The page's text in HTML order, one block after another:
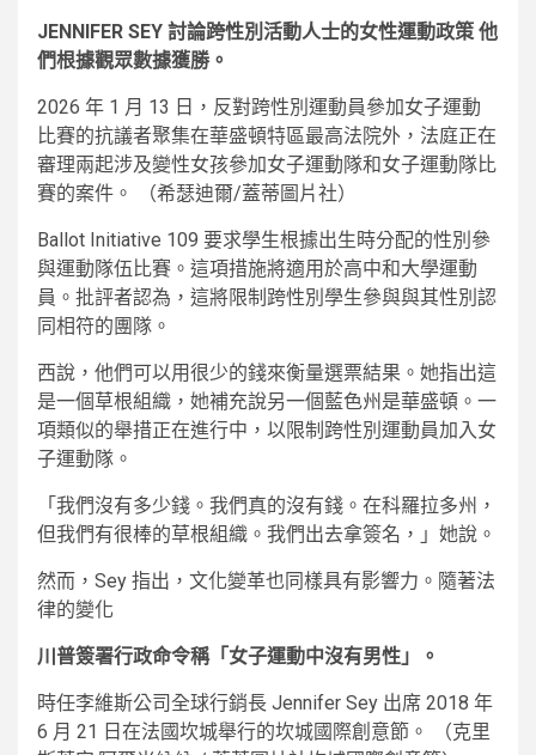
JENNIFER SEY 討論跨性別活動人士的女性運動政策 他
們根據觀眾數據獲勝。
2026 年 1 月 13 日，反對跨性別運動員參加女子運動
比賽的抗議者聚集在華盛頓特區最高法院外，法庭正在
審理兩起涉及變性女孩參加女子運動隊和女子運動隊比
賽的案件。
（希瑟迪爾/蓋蒂圖片社）
Ballot Initiative 109 要求學生根據出生時分配的性別參
與運動隊伍比賽。這項措施將適用於高中和大學運動
員。批評者認為，這將限制跨性別學生參與與其性別認
同相符的團隊。
西說，他們可以用很少的錢來衡量選票結果。她指出這
是一個草根組織，她補充說另一個藍色州是華盛頓。一
項類似的舉措正在進行中，以限制跨性別運動員加入女
子運動隊。
「我們沒有多少錢。我們真的沒有錢。在科羅拉多州，
但我們有很棒的草根組織。我們出去拿簽名，」她說。
然而，Sey 指出，文化變革也同樣具有影響力。隨著法
律的變化
川普簽署行政命令稱「女子運動中沒有男性」。
時任李維斯公司全球行銷長 Jennifer Sey 出席 2018 年
6 月 21 日在法國坎城舉行的坎城國際創意節。
（克里